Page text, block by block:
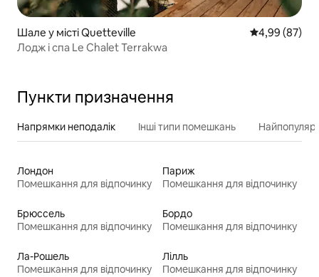
Шале у місті Quetteville Середня
4,99 (87)
Лодж і спа Le Chalet Terrakwa
Пункти призначення
Напрямки неподалік Інші типи помешкань
Лондон
Помешкання для відпочинку
Париж
Помешкання для відпочинку
Брюссель
Помешкання для відпочинку
Бордо
Помешкання для відпочинку
Ла-Рошель
Помешкання для відпочинку
Лілль
Помешкання для відпочинку